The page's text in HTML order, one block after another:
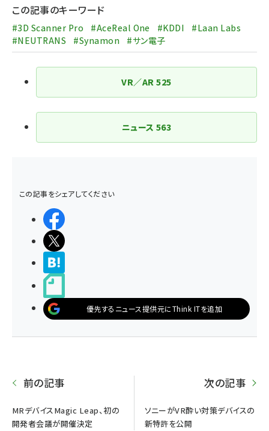
この記事のキーワード
#3D Scanner Pro #AceReal One #KDDI
#Laan Labs
#NEUTRANS
#Synamon #サン電子
VR／AR525
ニュース 563
この記事をシェアしてください
優先するニュース提供元にThink ITを追加
前の記事
MRデバイスMagic Leap、初の
開発者会議が開催決定
次の記事
ソニーがVR酔い対策デバイスの
新特許を公開